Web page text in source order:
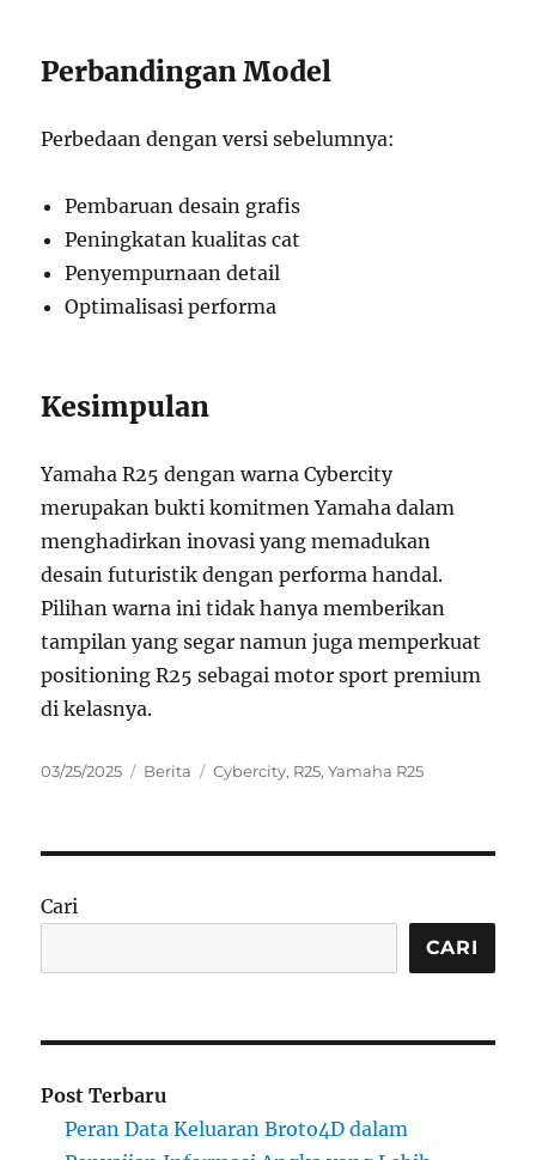
Perbandingan Model
Perbedaan dengan versi sebelumnya:
Pembaruan desain grafis
Peningkatan kualitas cat
Penyempurnaan detail
Optimalisasi performa
Kesimpulan
Yamaha R25 dengan warna Cybercity
merupakan bukti komitmen Yamaha dalam
menghadirkan inovasi yang memadukan
desain futuristik dengan performa handal.
Pilihan warna ini tidak hanya memberikan
tampilan yang segar namun juga memperkuat
positioning R25 sebagai motor sport premium
di kelasnya.
Posted
03/25/2025 Categories
Berita Tags
Cybercity, R25,Yamaha R25
Cari
CARI
Post Terbaru
Peran Data Keluaran Broto4D dalam